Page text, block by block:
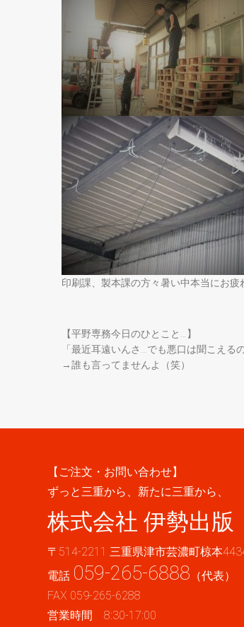
印刷課、製本課の方々暑い中本当にお疲
【平野専務今日のひとこと…】
「最近耳遠いんさ…でも悪口は聞こえるの
→誰も言ってませんよ（笑）
【ご注文・お問い合わせ】
ずっと三重から、新たに三重から、
株式会社 伊勢出版
〒514-2211 三重県津市芸濃町椋本
電話 059-265-6888 （代表）
FAX 059-265-6288
営業時間 8:30-17:00